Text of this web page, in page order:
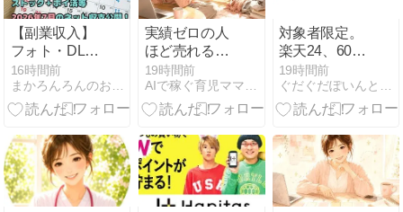
【副業収入】
フォト・DL販
売等ストック
＋ポイ活等
2026年7月の
開！
16時間前
実績ゼロの人
ほど売れる
noteを書ける
禁断法
19時間前
対象者限定。
楽天24、601
円以上のお買
い物で使える
600円OFFク
中。9/1 9:59ま
で。
19時間前